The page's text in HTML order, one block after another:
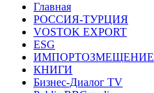
Главная
РОССИЯ-ТУРЦИЯ
VOSTOK EXPORT
ESG
ИМПОРТОЗМЕЩЕНИЕ
КНИГИ
Бизнес-Диалог TV